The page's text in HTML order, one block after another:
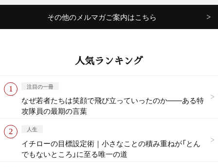
その他のメルマガご案内はこちら
人気ランキング
注目の一冊
なぜ若者たちは笑顔で飛び立っていったのか——ある特
攻隊員の最期の言葉
人生
イチローの目標設定術｜小さなことの積み重ねが「とん
でもないところ」に至る唯一の道